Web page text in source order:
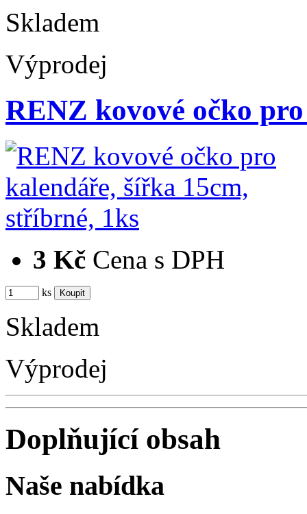
Skladem
Výprodej
RENZ kovové očko
3 Kč Cena s DPH
ks
Skladem
Výprodej
Doplňující obsah
Naše nabídka